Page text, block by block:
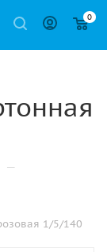
0
—
1/5/140